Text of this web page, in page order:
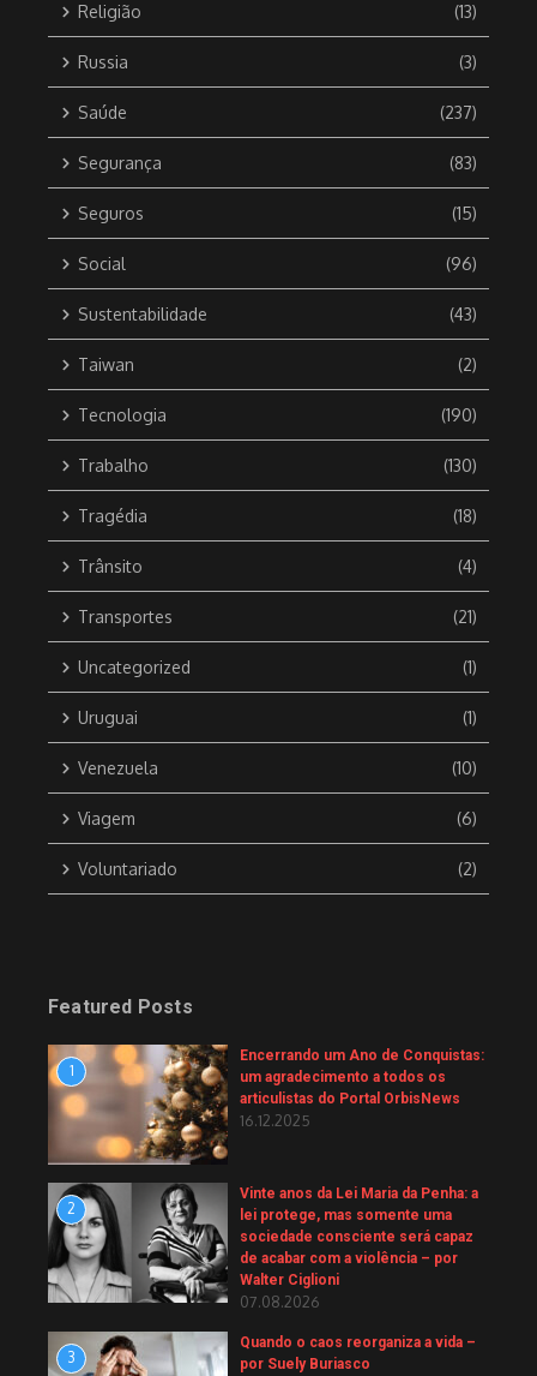
Religião (13)
Russia (3)
Saúde (237)
Segurança (83)
Seguros (15)
Social (96)
Sustentabilidade (43)
Taiwan (2)
Tecnologia (190)
Trabalho (130)
Tragédia (18)
Trânsito (4)
Transportes (21)
Uncategorized (1)
Uruguai (1)
Venezuela (10)
Viagem (6)
Voluntariado (2)
Featured Posts
1
Encerrando um Ano de Conquistas:
um agradecimento a todos os
articulistas do Portal OrbisNews
16.12.2025
2
Vinte anos da Lei Maria da Penha: a
lei protege, mas somente uma
sociedade consciente será capaz
de acabar com a violência – por
Walter Ciglioni
07.08.2026
3
Quando o caos reorganiza a vida –
por Suely Buriasco